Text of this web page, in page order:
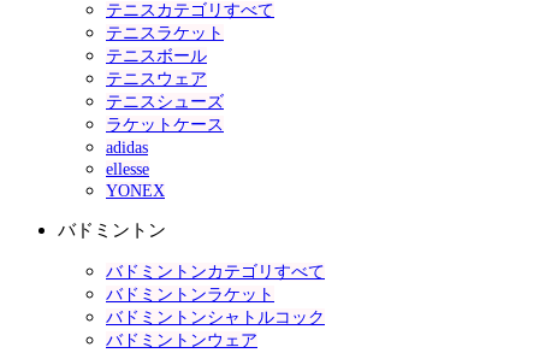
テニスカテゴリすべて
テニスラケット
テニスボール
テニスウェア
テニスシューズ
ラケットケース
adidas
ellesse
YONEX
バドミントン
バドミントンカテゴリすべて
バドミントンラケット
バドミントンシャトルコック
バドミントンウェア